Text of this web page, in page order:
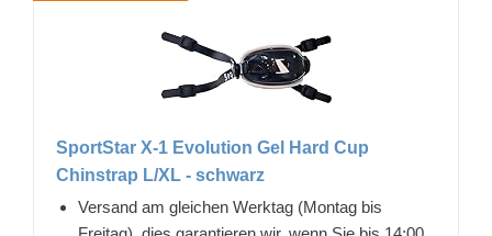
SportStar X-1 Evolution Gel Hard Cup
Chinstrap L/XL - schwarz
Versand am gleichen Werktag (Montag bis